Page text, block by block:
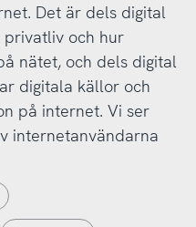
Det är dels digital
och hur
nätet, och dels digital
digitala källor och
på internet. Vi ser
internetanvändarna